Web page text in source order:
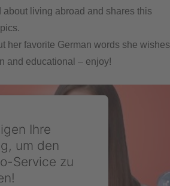
living abroad and shares this
her favorite German words she wishes
and educational – enjoy!
Ihre
um den
Service zu